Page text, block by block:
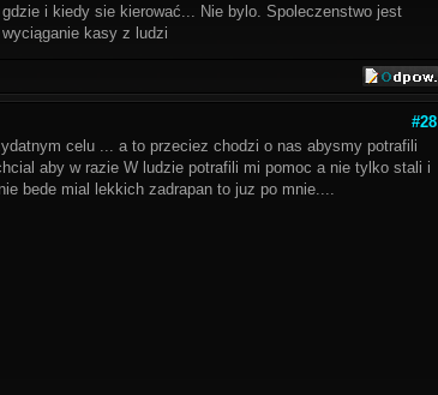
i kiedy sie kierować... Nie bylo. Spoleczenstwo jest
kasy z ludzi
#28
celu ... a to przeciez chodzi o nas abysmy potrafili
aby w razie W ludzie potrafili mi pomoc a nie tylko stali i
bede mial lekkich zadrapan to juz po mnie....